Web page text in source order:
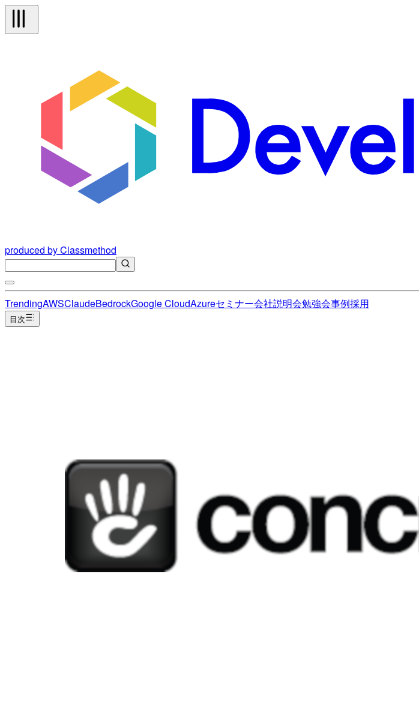
produced by Classmethod
TrendingAWSClaudeBedrockGoogle CloudAzureセミナー会社説明会勉強会事例採用
目次